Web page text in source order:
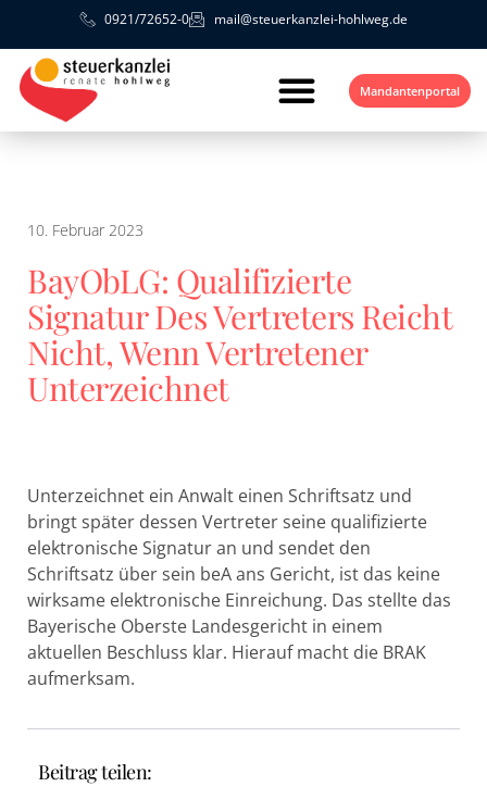
0921/72652-0 mail@steuerkanzlei-hohlweg.de
Mandantenportal
10. Februar 2023
BayObLG: Qualifizierte
Signatur Des Vertreters Reicht
Nicht, Wenn Vertretener
Unterzeichnet
Unterzeichnet ein Anwalt einen Schriftsatz und
bringt später dessen Vertreter seine qualifizierte
elektronische Signatur an und sendet den
Schriftsatz über sein beA ans Gericht, ist das keine
wirksame elektronische Einreichung. Das stellte das
Bayerische Oberste Landesgericht in einem
aktuellen Beschluss klar. Hierauf macht die BRAK
aufmerksam.
Beitrag teilen: